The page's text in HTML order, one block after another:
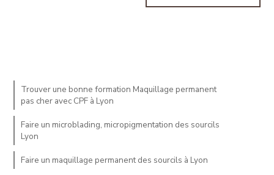
Trouver une bonne formation Maquillage permanent
pas cher avec CPF à Lyon
Faire un microblading, micropigmentation des sourcils
Lyon
Faire un maquillage permanent des sourcils à Lyon